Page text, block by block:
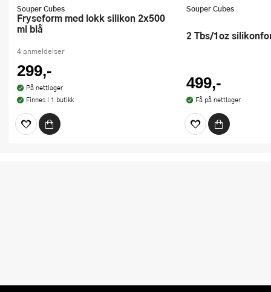
Souper Cubes
Fryseform med lokk silikon 2x500
ml blå
4 anmeldelser
299,-
På nettlager
Finnes i 1 butikk
Souper Cubes
2 Tbs/1oz
499,-
Få på nettlager